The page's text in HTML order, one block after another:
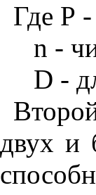
Где Р
n -
D -
двух и